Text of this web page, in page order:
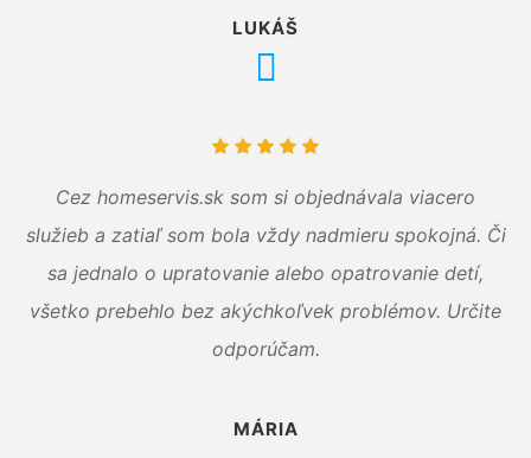
LUKÁŠ
Cez homeservis.sk som si objednávala viacero
služieb a zatiaľ som bola vždy nadmieru spokojná. Či
sa jednalo o upratovanie alebo opatrovanie detí,
všetko prebehlo bez akýchkoľvek problémov. Určite
odporúčam.
MÁRIA